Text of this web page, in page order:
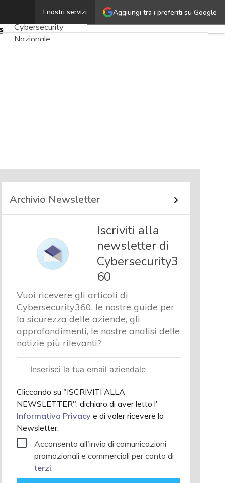
Aggiungi tra i preferiti su Google
I nostri servizi
Email
Ultimi articoli
Cybersecurity
Nazionale
Corsi cybersecurity
Chi siamo
Archivio Newsletter
Iscriviti alla
newsletter di
Cybersecurity3
60
Vuoi ricevere gli articoli di
Cybersecurity360, le nostre guide per
la sicurezza delle aziende, gli
approfondimenti, le nostre analisi delle
notizie più rilevanti?
aziendale
Cliccando su "ISCRIVITI ALLA
NEWSLETTER", dichiaro di aver letto l'
Informativa Privacy e di voler ricevere la
Newsletter.
Acconsento all'invio di comunicazioni
promozionali e commerciali per conto di
terzi.